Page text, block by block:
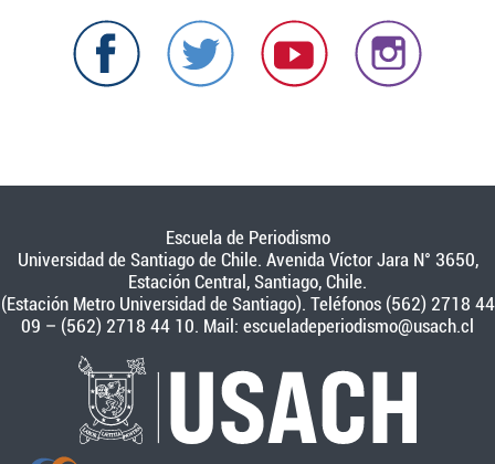
Escuela de Periodismo
Universidad de Santiago de Chile. Avenida Víctor Jara N° 3650,
Estación Central, Santiago, Chile.
(Estación Metro Universidad de Santiago). Teléfonos (562) 2718 44
09 – (562) 2718 44 10. Mail: escueladeperiodismo@usach.cl